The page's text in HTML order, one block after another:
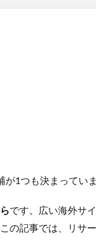
1つも決まっていま
です。広い海外サ
の記事では、リサ